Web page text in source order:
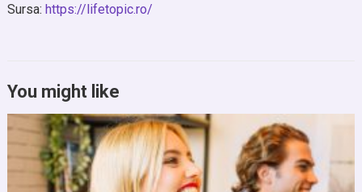
Sursa: https://lifetopic.ro/
You might like